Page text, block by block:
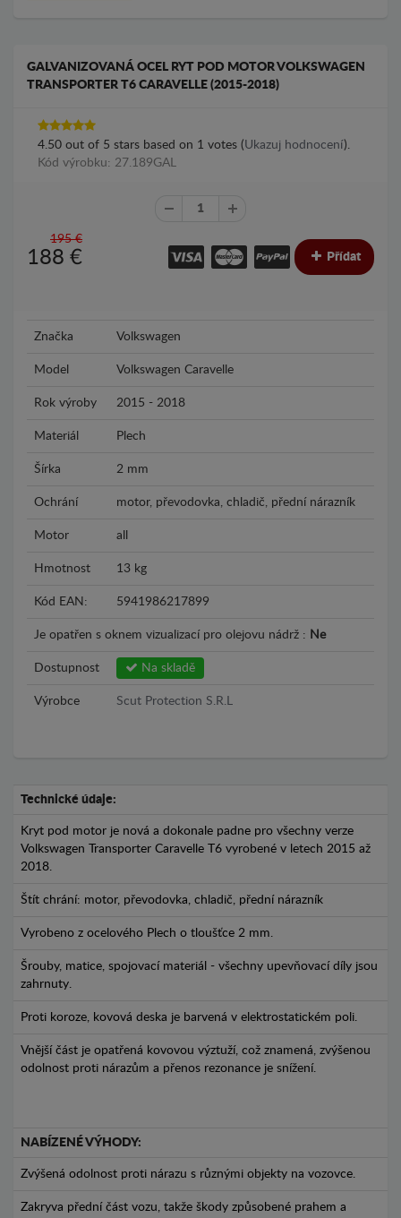
GALVANIZOVANÁ OCEL RYT POD MOTOR VOLKSWAGEN
TRANSPORTER T6 CARAVELLE (2015-2018)
4.50 out of 5 stars based on 1 votes (Ukazuj hodnocení).
Kód výrobku: 27.189GAL
195 €
188 € Přídat
Značka Volkswagen
Model Volkswagen Caravelle
Rok výroby 2015 - 2018
Materiál Plech
Šírka 2 mm
Ochrání motor, převodovka, chladič, přední nárazník
Motor all
Hmotnost 13 kg
Kód EAN: 5941986217899
Je opatřen s oknem vizualizací pro olejovu nádrž : Ne
Dostupnost Na skladě
Výrobce Scut Protection S.R.L
Technické údaje:
Kryt pod motor je nová a dokonale padne pro všechny verze
Volkswagen Transporter Caravelle T6 vyrobené v letech 2015 až
2018.
Štít chrání: motor, převodovka, chladič, přední nárazník
Vyrobeno z ocelového Plech o tloušťce 2 mm.
Šrouby, matice, spojovací materiál - všechny upevňovací díly jsou
zahrnuty.
Proti koroze, kovová deska je barvená v elektrostatickém poli.
Vnější část je opatřená kovovou výztuží, což znamená, zvýšenou
odolnost proti nárazům a přenos rezonance je snížení.
NABÍZENÉ VÝHODY:
Zvýšená odolnost proti nárazu s různými objekty na vozovce.
Zakryva přední část vozu, takže škody způsobené prahem a